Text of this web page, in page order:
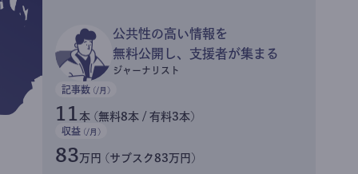
公共性の高い情報を
無料公開し、支援者が集まる
ジャーナリスト
記事数 (/月)
11 本 (無料8本 / 有料3本)
収益 (/月)
83万円 (サブスク83万円)